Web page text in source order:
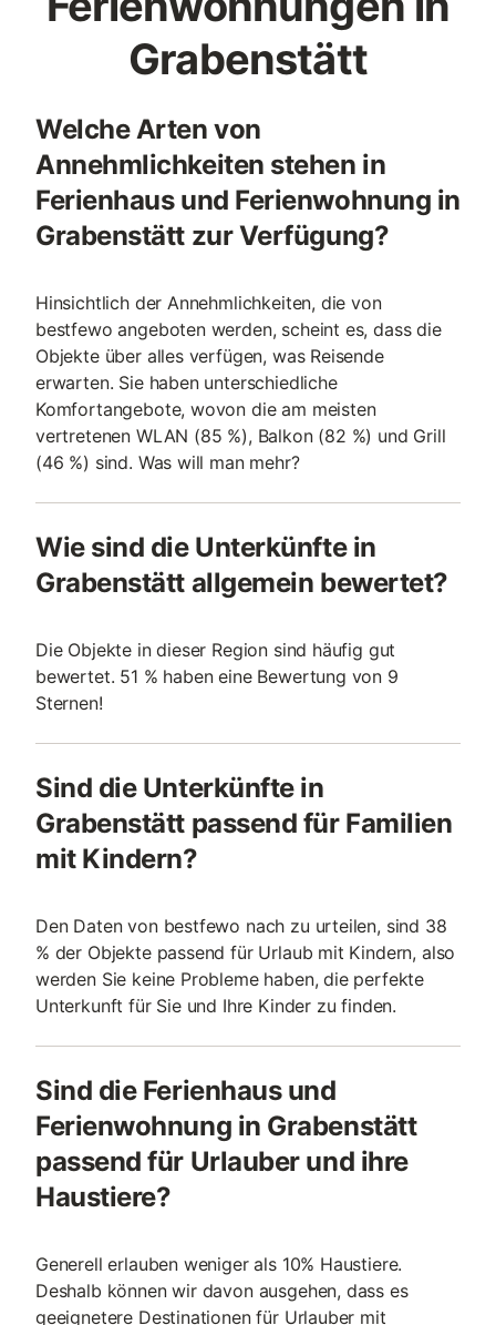
Grabenstätt
Welche Arten von
Annehmlichkeiten stehen in
Ferienhaus und Ferienwohnung in
Grabenstätt zur Verfügung?
Hinsichtlich der Annehmlichkeiten, die von
bestfewo angeboten werden, scheint es, dass die
Objekte über alles verfügen, was Reisende
erwarten. Sie haben unterschiedliche
Komfortangebote, wovon die am meisten
vertretenen WLAN (85 %), Balkon (82 %) und Grill
(46 %) sind. Was will man mehr?
Wie sind die Unterkünfte in
Grabenstätt allgemein bewertet?
Die Objekte in dieser Region sind häufig gut
bewertet. 51 % haben eine Bewertung von 9
Sternen!
Sind die Unterkünfte in
Grabenstätt passend für Familien
mit Kindern?
Den Daten von bestfewo nach zu urteilen, sind 38
% der Objekte passend für Urlaub mit Kindern, also
werden Sie keine Probleme haben, die perfekte
Unterkunft für Sie und Ihre Kinder zu finden.
Sind die Ferienhaus und
Ferienwohnung in Grabenstätt
passend für Urlauber und ihre
Haustiere?
Generell erlauben weniger als 10% Haustiere.
Deshalb können wir davon ausgehen, dass es
geeignetere Destinationen für Urlauber mit